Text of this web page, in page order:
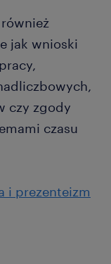
jak wnioski
czy zgody
czasu
i prezenteizm